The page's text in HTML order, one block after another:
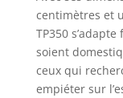
centimètres et
TP350
soient
ceux qui
empiéter sur